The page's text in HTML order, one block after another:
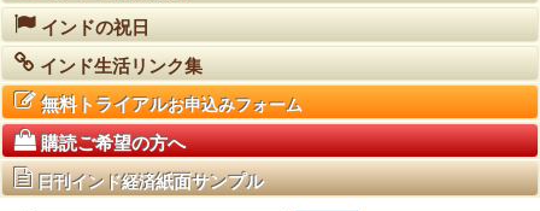
インドの祝日
インド生活リンク集
無料トライアルお申込みフォーム
購読ご希望の方へ
日刊インド経済紙面サンプル